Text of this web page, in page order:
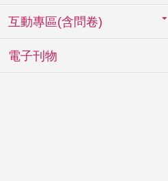
互動專區(含問卷)
電子刊物